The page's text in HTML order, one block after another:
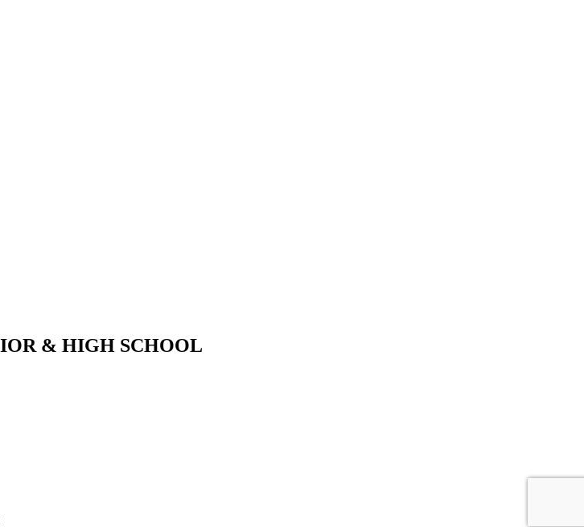
& HIGH SCHOOL